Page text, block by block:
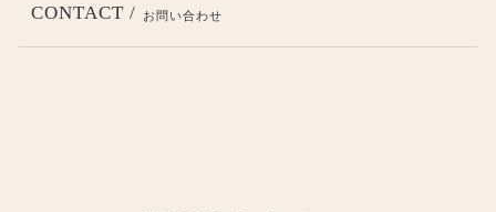
CONTACT / お問い合わせ